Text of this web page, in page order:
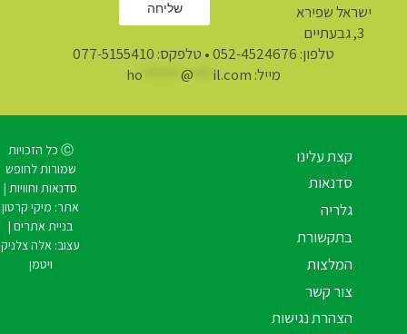
ישראל שפירא
3, גבעתיים
טלפון: 052-4524676• טלפקס: 077-5155410
מייל:
ho @ il.com
קצת עלינו
סדנאות
גלריה
בתקשורת
המלצות
צור קשר
הצהרת נגישות
Ⓒ כל הזכויות
שמורות לחופש
סדנאות וחוויות |
אתר: מיקי קרטון
בניית אתרים |
עצוב: אלה צלניק
ויטמן